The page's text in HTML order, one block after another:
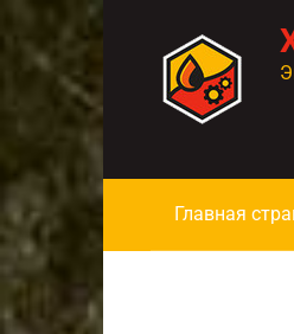
контенту
Главная